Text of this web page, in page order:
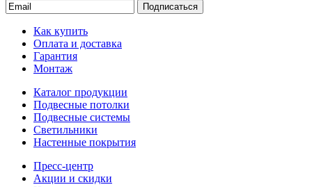
Подписаться
Как купить
Оплата и доставка
Гарантия
Монтаж
Каталог продукции
Подвесные потолки
Подвесные системы
Светильники
Настенные покрытия
Пресс-центр
Акции и скидки